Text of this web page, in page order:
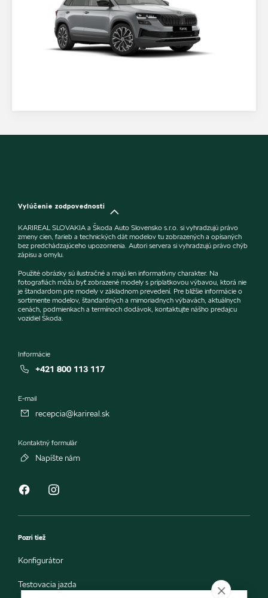
Vylúčenie zodpovednosti
KARIREAL SLOVAKIA a Škoda Auto Slovensko s.r.o. si vyhradzujú právo
zmeny cien, farieb a technických dát modelov tu zobrazených a opísaných
bez predchádzajúceho upozornenia. Autori servera si vyhradzujú právo chýb
zápisu a omylu.
Použité obrázky sú ilustračné a majú len informatívny charakter. Na
fotografiách môžu byť zobrazené modely s príplatkovou výbavou, ktorá nie
je štandardom pre modely v základnom prevedení. Pre bližšie informácie o
sortimente modelov, štandardných a mimoriadnych výbavách, aktuálnych
cenách, podmienkach a termínoch dodávok, kontaktujte nášho predajcu
vozidiel Škoda.
Informácie
+421 800 113 117
E-mail
recepcia@karireal.sk
Kontaktný formulár
Napíšte nám
Pozri tiež
Konfigurátor
Testovacia jazda